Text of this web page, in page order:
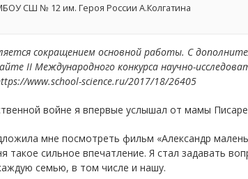
СШ № 12 им. Героя России А.Колгатина
сокращением основной работы. С
II Международного конкурса научно-
www.school-science.ru/2017/18/26405
войне я впервые услышал от мамы
мне посмотреть фильм «Александр
такое сильное впечатление. Я стал задавать
семью, в том числе и нашу.